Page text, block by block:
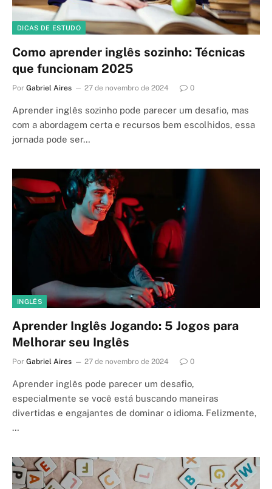
DICAS DE ESTUDO
Como aprender inglês sozinho: Técnicas
que funcionam 2025
Por Gabriel Aires 27 de novembro de 2024 0
Aprender inglês sozinho pode parecer um desafio, mas
com a abordagem certa e recursos bem escolhidos, essa
jornada pode ser…
INGLÊS
Aprender Inglês Jogando: 5 Jogos para
Melhorar seu Inglês
Por Gabriel Aires 27 de novembro de 2024 0
Aprender inglês pode parecer um desafio,
especialmente se você está buscando maneiras
divertidas e engajantes de dominar o idioma. Felizmente,
…